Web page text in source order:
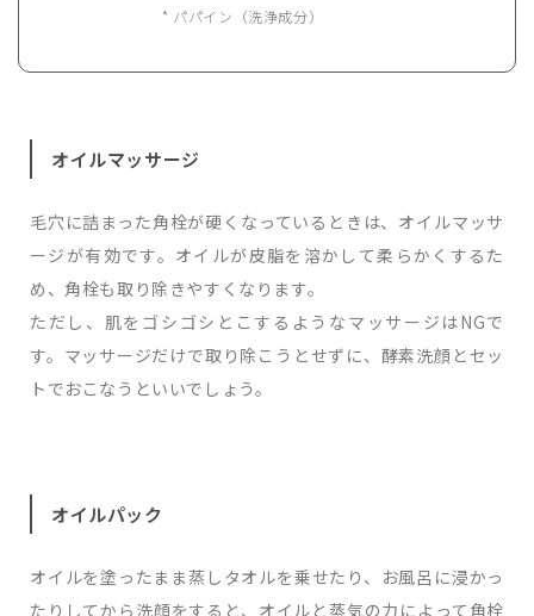
* パパイン（洗浄成分）
オイルマッサージ
毛穴に詰まった角栓が硬くなっているときは、オイルマッサ
ージが有効です。オイルが皮脂を溶かして柔らかくするた
め、角栓も取り除きやすくなります。
ただし、肌をゴシゴシとこするようなマッサージはNGで
す。マッサージだけで取り除こうとせずに、酵素洗顔とセッ
トでおこなうといいでしょう。
オイルパック
オイルを塗ったまま蒸しタオルを乗せたり、お風呂に浸かっ
たりしてから洗顔をすると、オイルと蒸気の力によって角栓